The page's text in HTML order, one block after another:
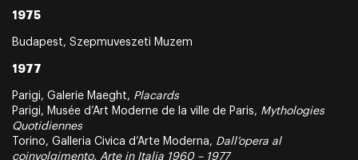
1975
Budapest, Szepmuveszeti Muzem
1977
Parigi, Galerie Maeght, Placards
Parigi, Musée d’Art Moderne de la ville de Paris, Mythologies
Quotidiennes
Torino, Galleria Civica d’Arte Moderna, Dall’opera al
coinvolgimento. Arte in Italia 1960 – 1977